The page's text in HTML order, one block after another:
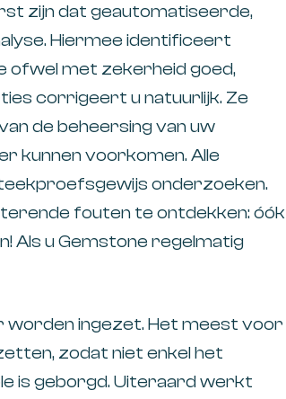
zijn dat geautomatiseerde,
Hiermee identificeert
ofwel met zekerheid goed,
corrigeert u natuurlijk. Ze
de beheersing van uw
kunnen voorkomen. Alle
onderzoeken.
fouten te ontdekken: óók
Als u Gemstone regelmatig
worden ingezet. Het meest voor
zodat niet enkel het
is geborgd. Uiteraard werkt